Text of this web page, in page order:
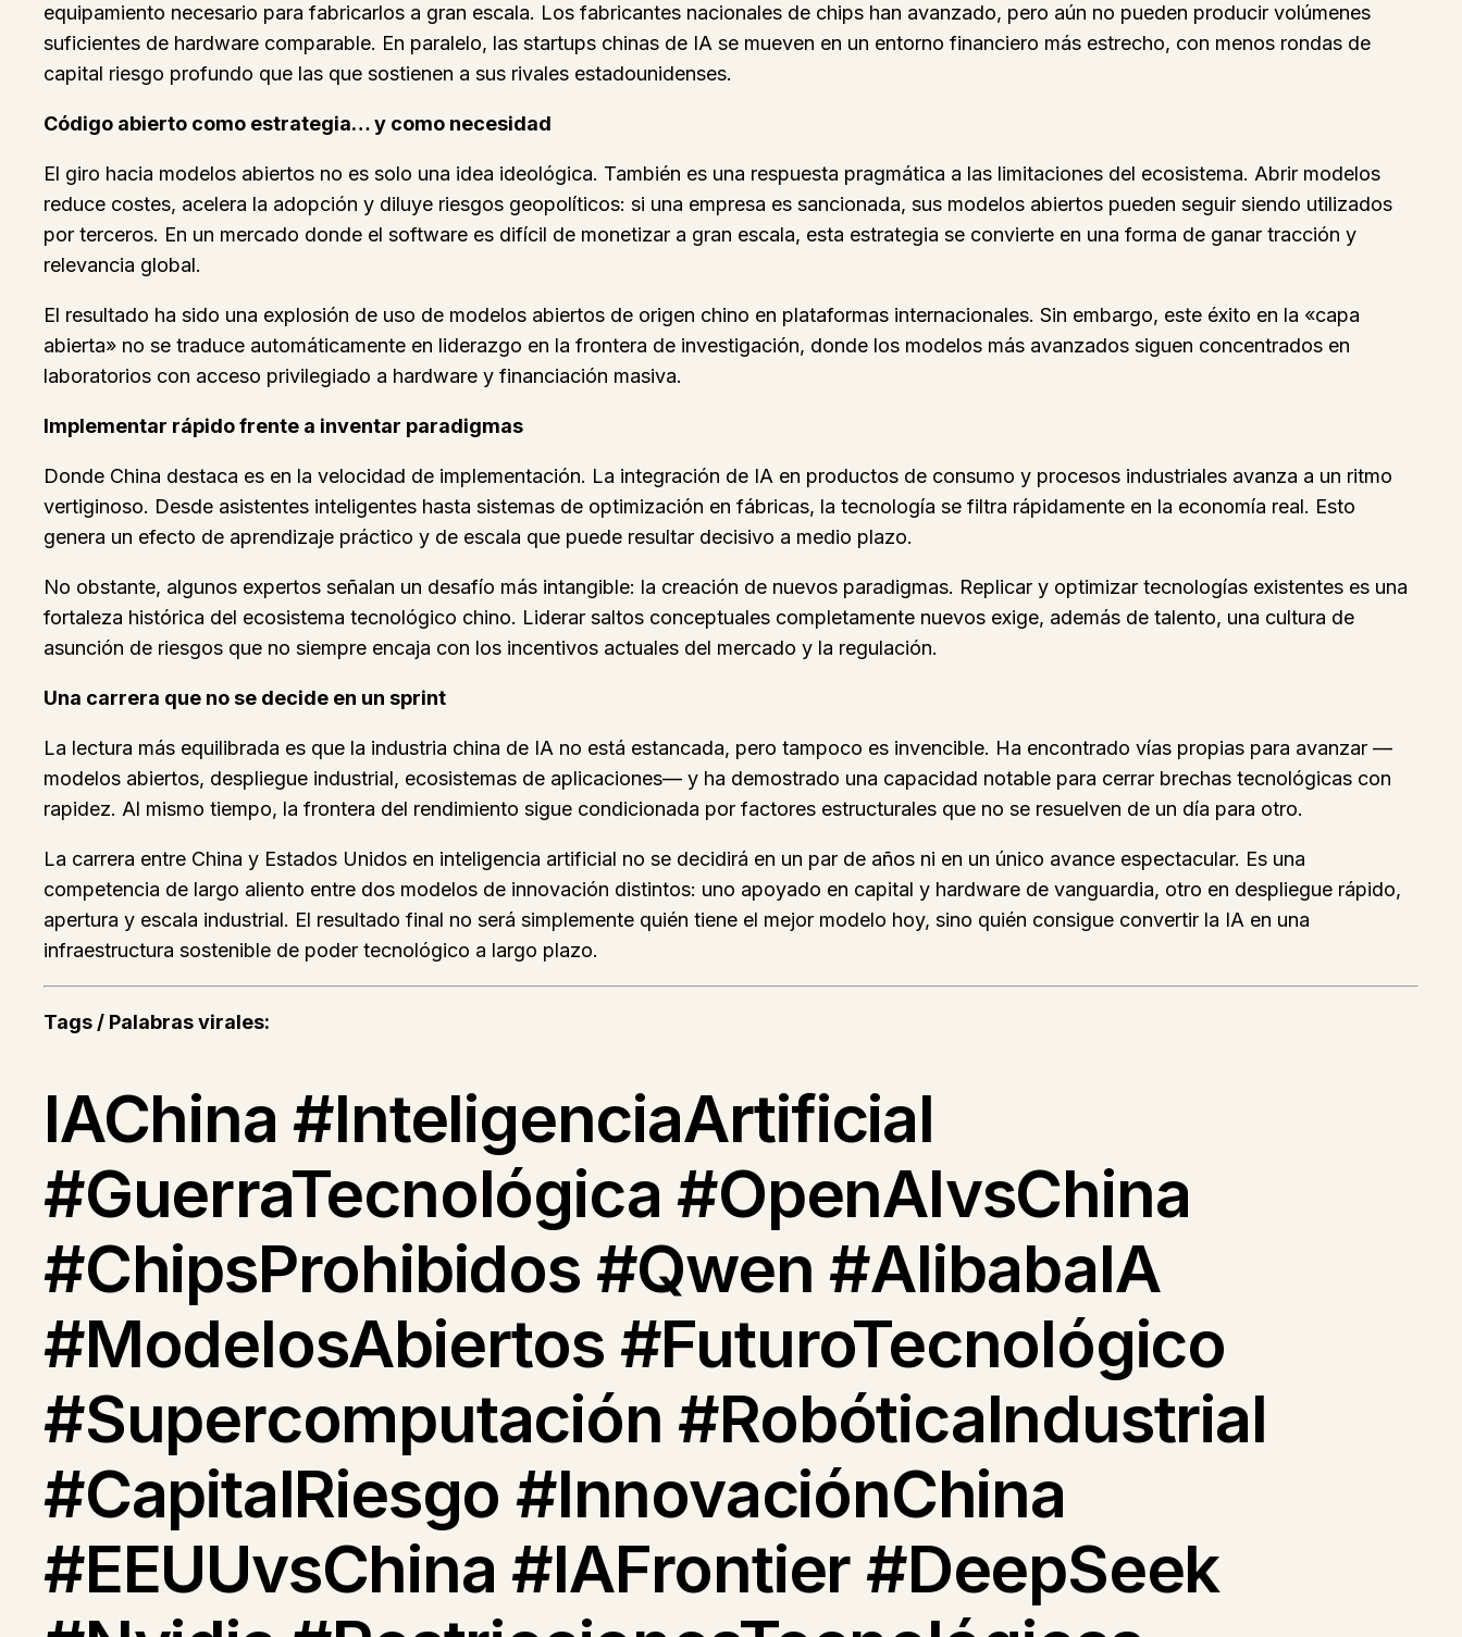
equipamiento necesario para fabricarlos a gran escala. Los fabricantes nacionales de chips han avanzado, pero aún no pueden producir volúmenes
suficientes de hardware comparable. En paralelo, las startups chinas de IA se mueven en un entorno financiero más estrecho, con menos rondas de
capital riesgo profundo que las que sostienen a sus rivales estadounidenses.
Código abierto como estrategia… y como necesidad
El giro hacia modelos abiertos no es solo una idea ideológica. También es una respuesta pragmática a las limitaciones del ecosistema. Abrir modelos
reduce costes, acelera la adopción y diluye riesgos geopolíticos: si una empresa es sancionada, sus modelos abiertos pueden seguir siendo utilizados
por terceros. En un mercado donde el software es difícil de monetizar a gran escala, esta estrategia se convierte en una forma de ganar tracción y
relevancia global.
El resultado ha sido una explosión de uso de modelos abiertos de origen chino en plataformas internacionales. Sin embargo, este éxito en la «capa
abierta» no se traduce automáticamente en liderazgo en la frontera de investigación, donde los modelos más avanzados siguen concentrados en
laboratorios con acceso privilegiado a hardware y financiación masiva.
Implementar rápido frente a inventar paradigmas
Donde China destaca es en la velocidad de implementación. La integración de IA en productos de consumo y procesos industriales avanza a un ritmo
vertiginoso. Desde asistentes inteligentes hasta sistemas de optimización en fábricas, la tecnología se filtra rápidamente en la economía real. Esto
genera un efecto de aprendizaje práctico y de escala que puede resultar decisivo a medio plazo.
No obstante, algunos expertos señalan un desafío más intangible: la creación de nuevos paradigmas. Replicar y optimizar tecnologías existentes es una
fortaleza histórica del ecosistema tecnológico chino. Liderar saltos conceptuales completamente nuevos exige, además de talento, una cultura de
asunción de riesgos que no siempre encaja con los incentivos actuales del mercado y la regulación.
Una carrera que no se decide en un sprint
La lectura más equilibrada es que la industria china de IA no está estancada, pero tampoco es invencible. Ha encontrado vías propias para avanzar —
modelos abiertos, despliegue industrial, ecosistemas de aplicaciones— y ha demostrado una capacidad notable para cerrar brechas tecnológicas con
rapidez. Al mismo tiempo, la frontera del rendimiento sigue condicionada por factores estructurales que no se resuelven de un día para otro.
La carrera entre China y Estados Unidos en inteligencia artificial no se decidirá en un par de años ni en un único avance espectacular. Es una
competencia de largo aliento entre dos modelos de innovación distintos: uno apoyado en capital y hardware de vanguardia, otro en despliegue rápido,
apertura y escala industrial. El resultado final no será simplemente quién tiene el mejor modelo hoy, sino quién consigue convertir la IA en una
infraestructura sostenible de poder tecnológico a largo plazo.
Tags / Palabras virales:
IAChina #InteligenciaArtificial
#GuerraTecnológica #OpenAIvsChina
#ChipsProhibidos #Qwen #AlibabaIA
#ModelosAbiertos #FuturoTecnológico
#Supercomputación #RobóticaIndustrial
#CapitalRiesgo #InnovaciónChina
#EEUUvsChina #IAFrontier #DeepSeek